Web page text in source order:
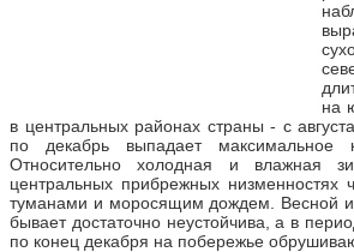
на
в центральных районах страны - с
по декабрь выпадает максимальное
Относительно холодная и влажная
центральных прибрежных низменностях
туманами и моросящим дождем. Весной и
бывает достаточно неустойчива, а в
по конец декабря на побережье